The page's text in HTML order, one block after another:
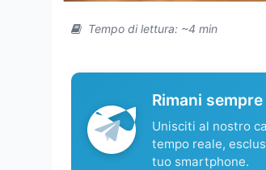
Tempo di lettura: ~4 min
Rimani
Unisciti al nostro
tempo reale,
tuo smartphone.